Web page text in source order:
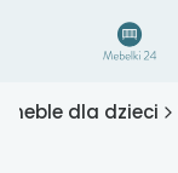
dla dzieci